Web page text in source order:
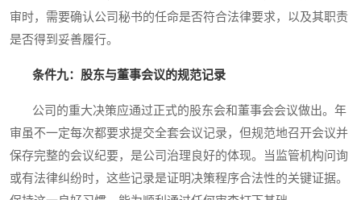
审时，需要确认公司秘书的任命是否符合法律要求，以及其职责
是否得到妥善履行。
条件九：股东与董事会议的规范记录
公司的重大决策应通过正式的股东会和董事会会议做出。年
审虽不一定每次都要求提交全套会议记录，但规范地召开会议并
保存完整的会议纪要，是公司治理良好的体现。当监管机构问询
或有法律纠纷时，这些记录是证明决策程序合法性的关键证据。